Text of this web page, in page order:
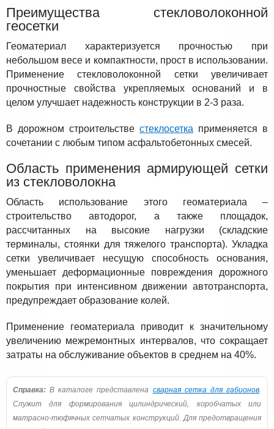
Преимущества стекловолоконной
геосетки
Геоматериал характеризуется прочностью при
небольшом весе и компактности, прост в использовании.
Применение стекловолоконной сетки увеличивает
прочностные свойства укрепляемых оснований и в
целом улучшает надежность конструкции в 2-3 раза.
В дорожном строительстве стеклосетка применяется в
сочетании с любым типом асфальтобетонных смесей.
Область применения армирующей сетки
из стекловолокна
Область использование этого геоматериала –
строительство автодорог, а также площадок,
рассчитанных на высокие нагрузки (складские
терминалы, стоянки для тяжелого транспорта). Укладка
сетки увеличивает несущую способность основания,
уменьшает деформационные повреждения дорожного
покрытия при интенсивном движении автотранспорта,
предупреждает образование колей.
Применение геоматериала приводит к значительному
увеличению межремонтных интервалов, что сокращает
затраты на обслуживание объектов в среднем на 40%.
Справка: В каталоге представлена сварная сетка для габионов.
Служит для формирования цилиндрический, коробчатых или
матрасно-тюфячных сетчатых конструкций. Для предотвращения